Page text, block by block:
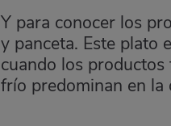
Y para conocer los
y panceta. Este plato
cuando los
frío predominan en la